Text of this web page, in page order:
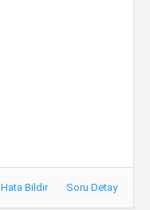
Hata Bildir Soru Detay